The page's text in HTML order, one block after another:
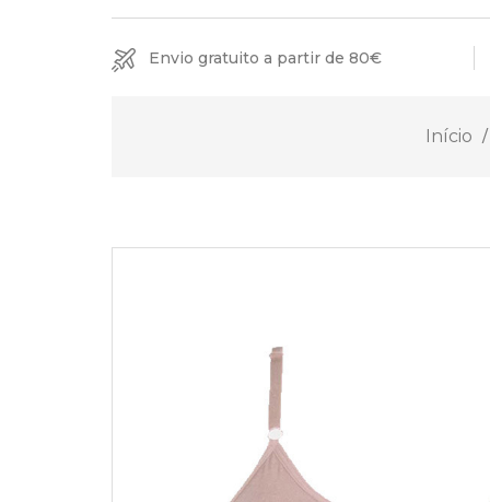
Envio gratuito a partir de 80€
Início